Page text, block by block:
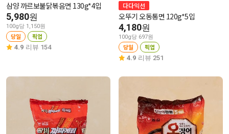
삼양 까르보불닭볶음면 130g*4입
5,980원
100g당 1,150원
당일 픽업
4.9 리뷰 154
다다익선
오뚜기 오동통면 120g*5입
4,180원
100g당 697원
당일 픽업
4.9 리뷰 251